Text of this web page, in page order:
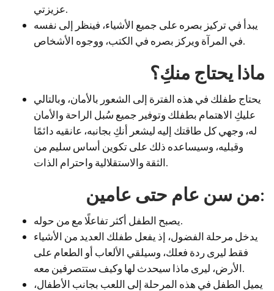
عزيزتي.
يبدأ في تركيز بصره على جميع الأشياء، فينظر إلى نفسه
في المرآة ويركز بصره في الكتب، ووجوه الأشخاص.
ماذا يحتاج منكِ؟
يحتاج طفلك في هذه الفترة إلى الشعور بالأمان، وبالتالي
عليكِ الاهتمام بطفلك وتوفير جميع سُبل الراحة والأمان
له، وجهي كل طاقتك إليه ليشعر أنكِ بجانبه، عانقيه دائمًا
وقبليه، وسيساعده ذلك على تكوين أساس سليم من
الثقة والاستقلالية واحترام الذات.
من سن عام حتى عامين:
يصبح الطفل أكثر تفاعلًا مع من حوله.
يدخل مرحلة الفضول، إذ يفعل طفلك العديد من الأشياء
فقط ليرى ردة فعلك، وسيلقي الألعاب أو الطعام على
الأرض، ليرى ماذا سيحدث لها وكيف ستتصرفين معه.
يميل الطفل في هذه المرحلة إلى اللعب بجانب الأطفال،